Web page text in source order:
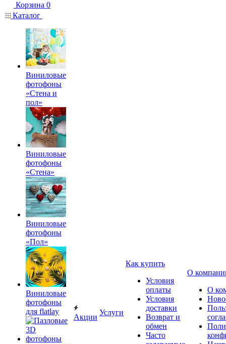
Корзина 0
Каталог
Виниловые
фотофоны
«Стена и
пол»
Виниловые
фотофоны
«Стена»
Виниловые
фотофоны
«Пол»
Виниловые
фотофоны
для flatlay
Акции
Услуги
Как купить
Условия
оплаты
Условия
доставки
Возврат и
обмен
Часто
О
О